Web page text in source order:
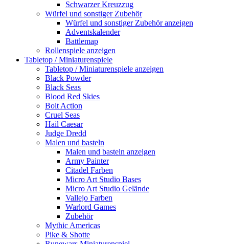
Schwarzer Kreuzzug
Würfel und sonstiger Zubehör
Würfel und sonstiger Zubehör anzeigen
Adventskalender
Battlemap
Rollenspiele anzeigen
Tabletop / Miniaturenspiele
Tabletop / Miniaturenspiele anzeigen
Black Powder
Black Seas
Blood Red Skies
Bolt Action
Cruel Seas
Hail Caesar
Judge Dredd
Malen und basteln
Malen und basteln anzeigen
Army Painter
Citadel Farben
Micro Art Studio Bases
Micro Art Studio Gelände
Vallejo Farben
Warlord Games
Zubehör
Mythic Americas
Pike & Shotte